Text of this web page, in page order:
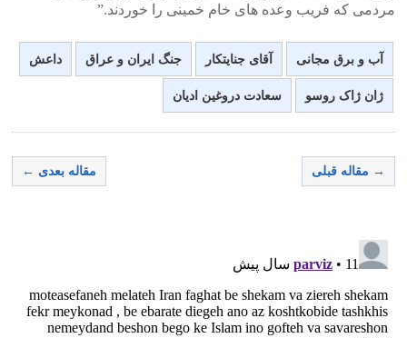
مردمی که فریب وعده های خام خمینی را خوردند.”
آب و برق مجانی آقای جنایتکار جنگ ایران و عراق داعش
ژان ژاک روسو سعادت دروغین ادیان
→ مقاله قبلی مقاله بعدی ←